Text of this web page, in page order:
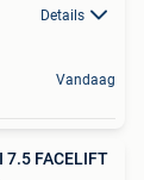
Details
Vandaag
FACELIFT